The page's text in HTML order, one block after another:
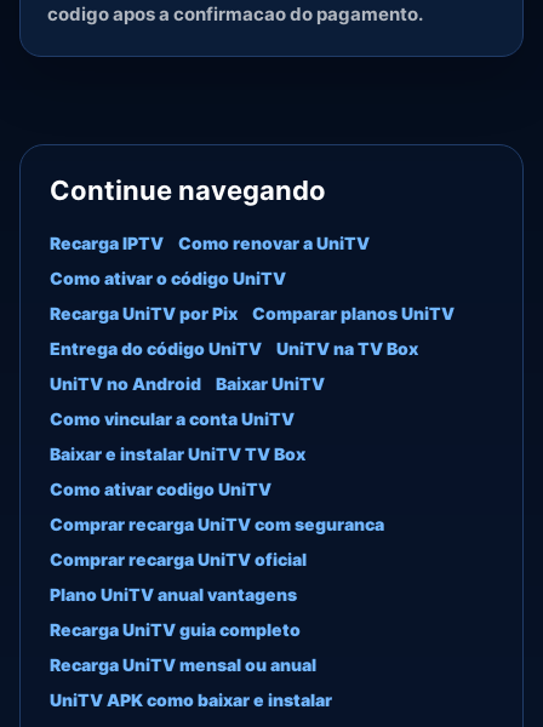
codigo apos a confirmacao do pagamento.
Continue navegando
Recarga IPTV
Como renovar a UniTV
Como ativar o código UniTV
Recarga UniTV por Pix
Comparar planos UniTV
Entrega do código UniTV
UniTV na TV Box
UniTV no Android
Baixar UniTV
Como vincular a conta UniTV
Baixar e instalar UniTV TV Box
Como ativar codigo UniTV
Comprar recarga UniTV com seguranca
Comprar recarga UniTV oficial
Plano UniTV anual vantagens
Recarga UniTV guia completo
Recarga UniTV mensal ou anual
UniTV APK como baixar e instalar